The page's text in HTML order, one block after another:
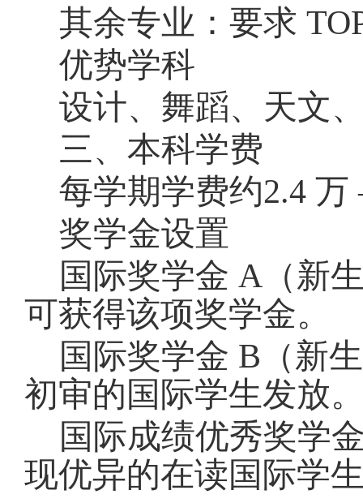
其余专业：要求
优势学科
设计、舞蹈、天文
三、本科学费
每学期学费约2.4
奖学金设置
国际奖学金 A（新
可获得该项奖学金。
国际奖学金 B（新
初审的国际学生发放
国际成绩优秀奖学
现优异的在读国际学